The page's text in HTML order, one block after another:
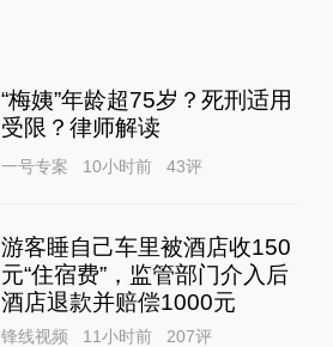
“梅姨”年龄超75岁？死刑适用
受限？律师解读
一号专案 10小时前 43评
游客睡自己车里被酒店收150
元“住宿费”，监管部门介入后
酒店退款并赔偿1000元
锋线视频 11小时前 207评